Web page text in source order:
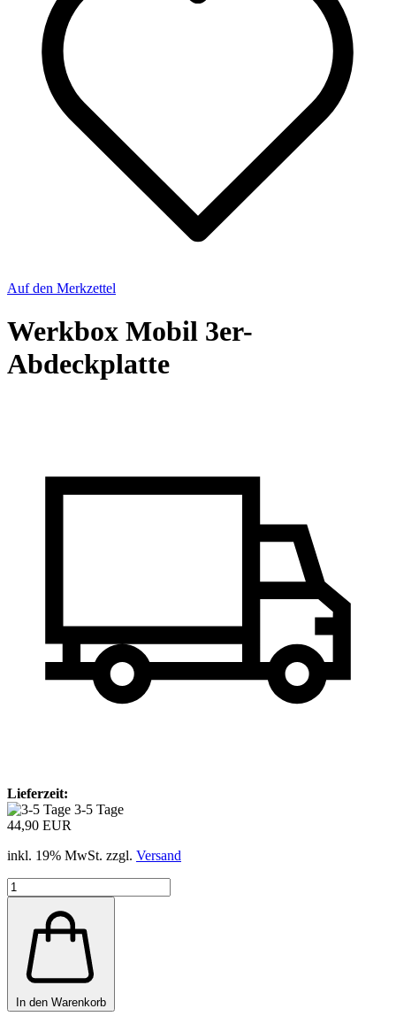
Auf den Merkzettel
Werkbox Mobil 3er-
Abdeckplatte
Lieferzeit:
3-5 Tage
44,90 EUR
inkl. 19% MwSt. zzgl. Versand
In den Warenkorb